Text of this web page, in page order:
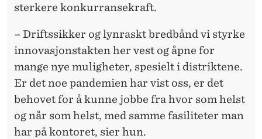
sterkere konkurransekraft.
– Driftssikker og lynraskt bredbånd vi styrke
innovasjonstakten her vest og åpne for
mange nye muligheter, spesielt i distriktene.
Er det noe pandemien har vist oss, er det
behovet for å kunne jobbe fra hvor som helst
og når som helst, med samme fasiliteter man
har på kontoret, sier hun.